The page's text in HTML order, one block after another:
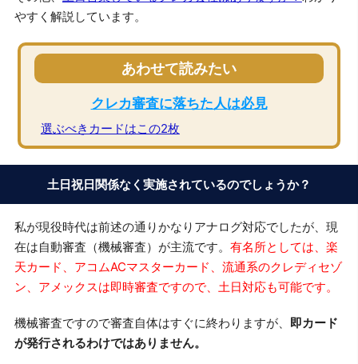
やすく解説しています。
あわせて読みたい
クレカ審査に落ちた人は必見
選ぶべきカードはこの2枚
土日祝日関係なく実施されているのでしょうか？
私が現役時代は前述の通りかなりアナログ対応でしたが、現
在は自動審査（機械審査）が主流です。 有名所としては、楽
天カード、アコムACマスターカード、流通系のクレディセゾ
ン、アメックスは即時審査ですので、土日対応も可能です。
機械審査ですので審査自体はすぐに終わりますが、 即カード
が発行されるわけではありません。